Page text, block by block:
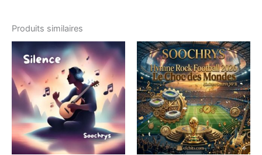
Produits similaires